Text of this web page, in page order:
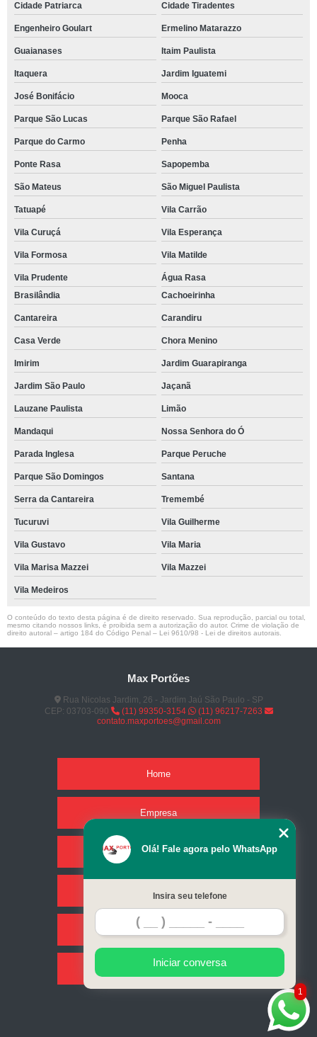
Cidade Patriarca Cidade Tiradentes
Engenheiro Goulart Ermelino Matarazzo
Guaianases Itaim Paulista
Itaquera Jardim Iguatemi
José Bonifácio Mooca
Parque São Lucas Parque São Rafael
Parque do Carmo Penha
Ponte Rasa Sapopemba
São Mateus São Miguel Paulista
Tatuapé Vila Carrão
Vila Curuçá Vila Esperança
Vila Formosa Vila Matilde
Vila Prudente
Água Rasa
Brasilândia
Cachoeirinha
Cantareira Carandiru
Casa Verde Chora Menino
Imirim Jardim Guarapiranga
Jardim São Paulo Jaçanã
Lauzane Paulista Limão
Mandaqui Nossa Senhora do Ó
Parada Inglesa Parque Peruche
Parque São Domingos Santana
Serra da Cantareira Tremembé
Tucuruvi Vila Guilherme
Vila Gustavo Vila Maria
Vila Marisa Mazzei Vila Mazzei
Vila Medeiros
O conteúdo do texto desta página é de direito reservado. Sua reprodução, parcial ou total,
mesmo citando nossos links, é proibida sem a autorização do autor. Crime de violação de
direito autoral – artigo 184 do Código Penal – Lei 9610/98 - Lei de direitos autorais
Max Portões
Rua Nicolas Jardim, 26 - Jardim Jaú São Paulo - SP
CEP: 03703-090
(11) 99350-3154
(11) 96217-7263
contato.maxportoes@gmail.com
Home
Empresa
Missão
Serviços
Contato
Mapa do site
1
Olá! Fale agora pelo WhatsApp
Insira seu telefone
Iniciar conversa